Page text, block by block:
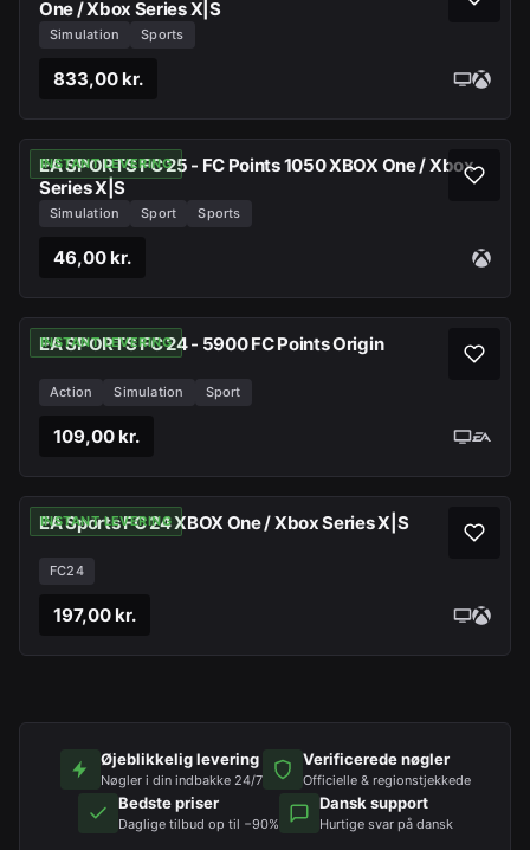
One / Xbox Series X|S
Simulation Sports
833,00 kr.
INSTANT LEVERING
EA SPORTS FC 25 - FC Points 1050 XBOX One / Xbox
Series X|S
Simulation Sport Sports
46,00 kr.
INSTANT LEVERING
EA SPORTS FC 24 - 5900 FC Points Origin
Action Simulation Sport
109,00 kr.
INSTANT LEVERINGEA Sports FC 24 XBOX One / Xbox Series X|S
FC24
197,00 kr.
Øjeblikkelig levering
Nøgler i din indbakke 24/7
Verificerede nøgler
Officielle & regionstjekkede
Bedste priser
Daglige tilbud op til −90%
Dansk support
Hurtige svar på dansk